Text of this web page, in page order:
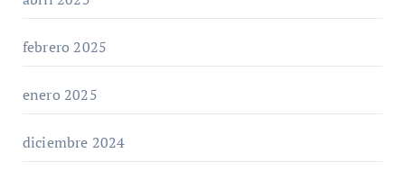
febrero 2025
enero 2025
diciembre 2024